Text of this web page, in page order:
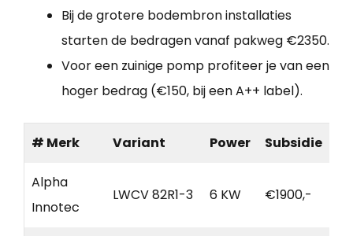
Bij de grotere bodembron installaties
starten de bedragen vanaf pakweg €2350.
Voor een zuinige pomp profiteer je van een
hoger bedrag (€150, bij een A++ label).
# Merk Variant Power Subsidie
Alpha
Innotec
LWCV 82R1-3 6 KW €1900,-